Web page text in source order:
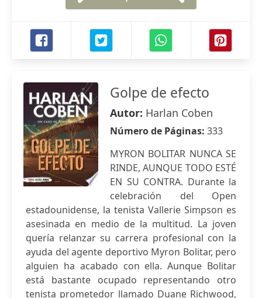
Golpe de efecto
Autor: Harlan Coben
Número de Páginas: 333
MYRON BOLITAR NUNCA SE
RINDE, AUNQUE TODO ESTÉ
EN SU CONTRA. Durante la
celebración del Open
estadounidense, la tenista Vallerie Simpson es
asesinada en medio de la multitud. La joven
quería relanzar su carrera profesional con la
ayuda del agente deportivo Myron Bolitar, pero
alguien ha acabado con ella. Aunque Bolitar
está bastante ocupado representando otro
tenista prometedor llamado Duane Richwood,